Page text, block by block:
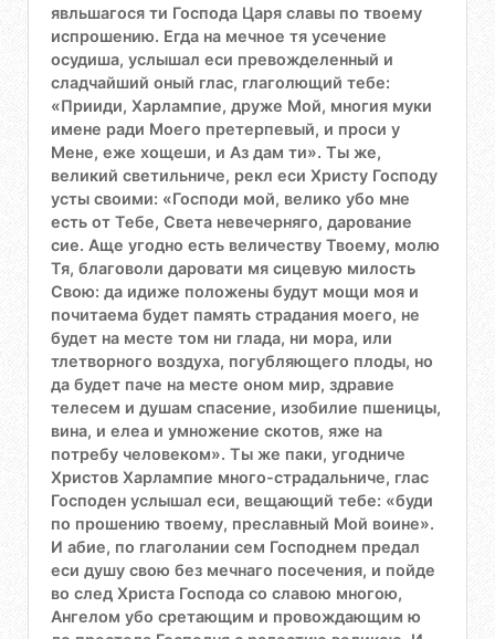
явльшагося ти Господа Царя славы по твоему
испрошению. Егда на мечное тя усечение
осудиша, услышал еси превожделенный и
сладчайший оный глас, глаголющий тебе:
«Прииди, Харлампие, друже Мой, многия муки
имене ради Моего претерпевый, и проси у
Мене, еже хощеши, и Аз дам ти». Ты же,
великий светильниче, рекл еси Христу Господу
усты своими: «Господи мой, велико убо мне
есть от Тебе, Света невечерняго, дарование
сие. Аще угодно есть величеству Твоему, молю
Тя, благоволи даровати мя сицевую милость
Свою: да идиже положены будут мощи моя и
почитаема будет память страдания моего, не
будет на месте том ни глада, ни мора, или
тлетворного воздуха, погубляющего плоды, но
да будет паче на месте оном мир, здравие
телесем и душам спасение, изобилие пшеницы,
вина, и елеа и умножение скотов, яже на
потребу человеком». Ты же паки, угодниче
Христов Харлампие много-страдальниче, глас
Господен услышал еси, вещающий тебе: «буди
по прошению твоему, преславный Мой воине».
И абие, по глаголании сем Господнем предал
еси душу свою без мечнаго посечения, и пойде
во след Христа Господа со славою многою,
Ангелом убо сретающим и провождающим ю